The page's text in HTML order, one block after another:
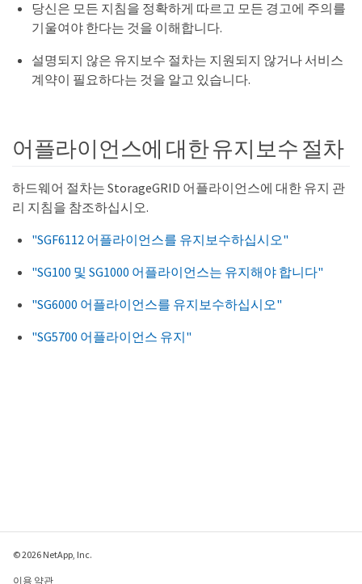
당신은 모든 지침을 정확하게 따르고 모든 경고에 주의를
기울여야 한다는 것을 이해합니다.
설명되지 않은 유지보수 절차는 지원되지 않거나 서비스
계약이 필요하다는 것을 알고 있습니다.
어플라이언스에 대한 유지보수 절차
하드웨어 절차는 StorageGRID 어플라이언스에 대한 유지 관
리 지침을 참조하십시오.
"SGF6112 어플라이언스를 유지보수하십시오"
"SG100 및 SG1000 어플라이언스는 유지해야 합니다"
"SG6000 어플라이언스를 유지보수하십시오"
"SG5700 어플라이언스 유지"
© 2026 NetApp, Inc.
이용 약관